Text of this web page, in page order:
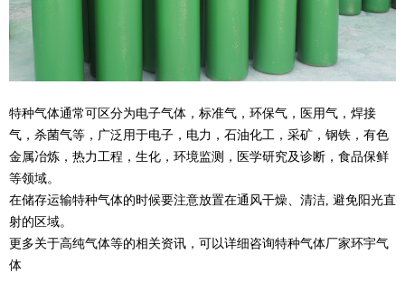
特种气体通常可区分为电子气体，标准气，环保气，医用气，焊接
气，杀菌气等，广泛用于电子，电力，石油化工，采矿，钢铁，有色
金属冶炼，热力工程，生化，环境监测，医学研究及诊断，食品保鲜
等领域。
在储存运输特种气体的时候要注意放置在通风干燥、清洁, 避免阳光直
射的区域。
更多关于高纯气体等的相关资讯，可以详细咨询特种气体厂家环宇气
体